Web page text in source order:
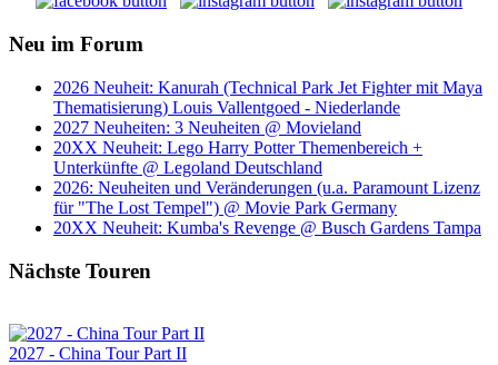
Neu im Forum
2026 Neuheit: Kanurah (Technical Park Jet Fighter mit Maya
Thematisierung) Louis Vallentgoed - Niederlande
2027 Neuheiten: 3 Neuheiten @ Movieland
20XX Neuheit: Lego Harry Potter Themenbereich +
Unterkünfte @ Legoland Deutschland
2026: Neuheiten und Veränderungen (u.a. Paramount Lizenz
für "The Lost Tempel") @ Movie Park Germany
20XX Neuheit: Kumba's Revenge @ Busch Gardens Tampa
Nächste Touren
2027 - China Tour Part II